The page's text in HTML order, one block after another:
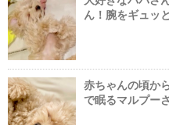
ん！腕をギュッ
赤ちゃんの頃か
で眠るマルプー